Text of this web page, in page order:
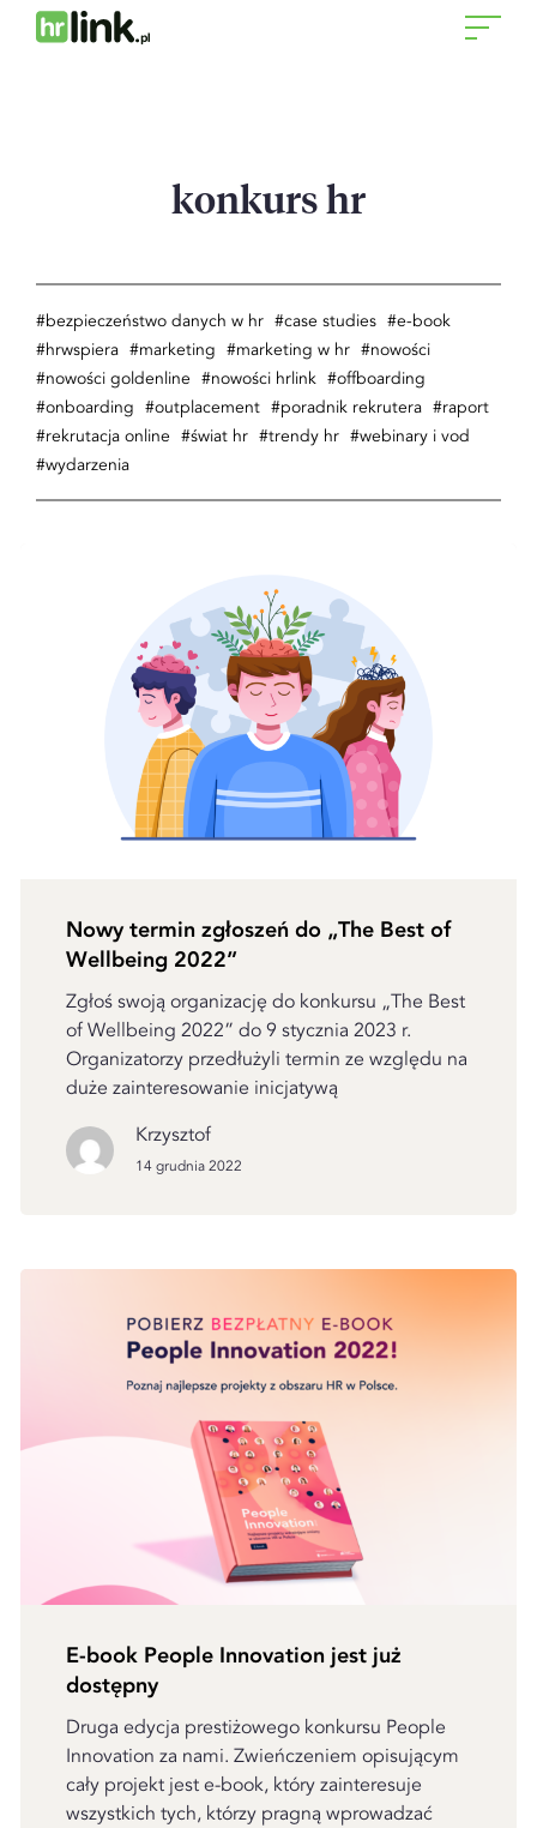
konkurs hr
bezpieczeństwo danych w hr case studies
e-book
hrwspiera
marketing marketing w hr
nowości
nowości goldenline
nowości hrlink
offboarding
onboarding
outplacement poradnik rekrutera
raport
rekrutacja online
świat hr trendy hr
webinary i vod
wydarzenia
Nowy termin zgłoszeń do „The Best of
Wellbeing 2022”
Zgłoś swoją organizację do konkursu „The Best
of Wellbeing 2022” do 9 stycznia 2023 r.
Organizatorzy przedłużyli termin ze względu na
duże zainteresowanie inicjatywą
Krzysztof
14 grudnia 2022
E-book People Innovation jest już
dostępny
Druga edycja prestiżowego konkursu People
Innovation za nami. Zwieńczeniem opisującym
cały projekt jest e-book, który zainteresuje
wszystkich tych, którzy pragną wprowadzać